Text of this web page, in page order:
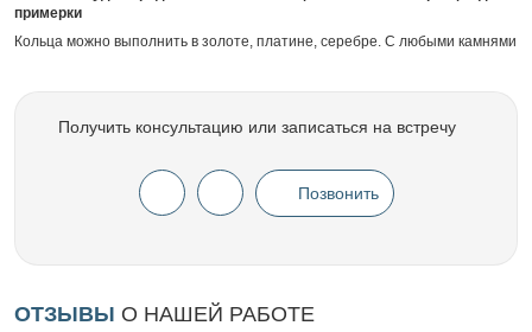
примерки
Кольца можно выполнить в золоте, платине, серебре. С любыми камнями
Получить консультацию или записаться на встречу
Позвонить
ОТЗЫВЫ О НАШЕЙ РАБОТЕ